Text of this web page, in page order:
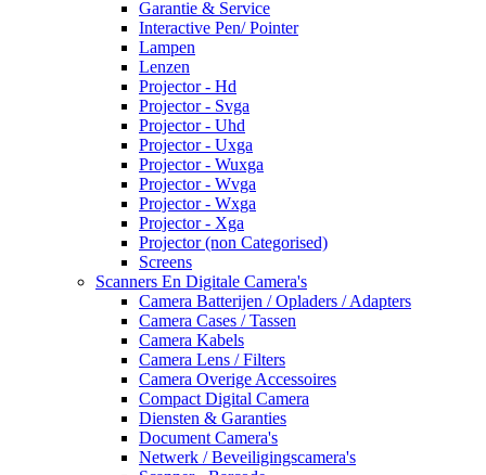
Garantie & Service
Interactive Pen/ Pointer
Lampen
Lenzen
Projector - Hd
Projector - Svga
Projector - Uhd
Projector - Uxga
Projector - Wuxga
Projector - Wvga
Projector - Wxga
Projector - Xga
Projector (non Categorised)
Screens
Scanners En Digitale Camera's
Camera Batterijen / Opladers / Adapters
Camera Cases / Tassen
Camera Kabels
Camera Lens / Filters
Camera Overige Accessoires
Compact Digital Camera
Diensten & Garanties
Document Camera's
Netwerk / Beveiligingscamera's